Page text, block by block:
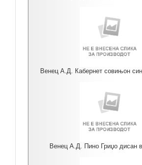
Венец А.Д. Кабернет совињон
Венец А.Д. Пино Гриџо дисан